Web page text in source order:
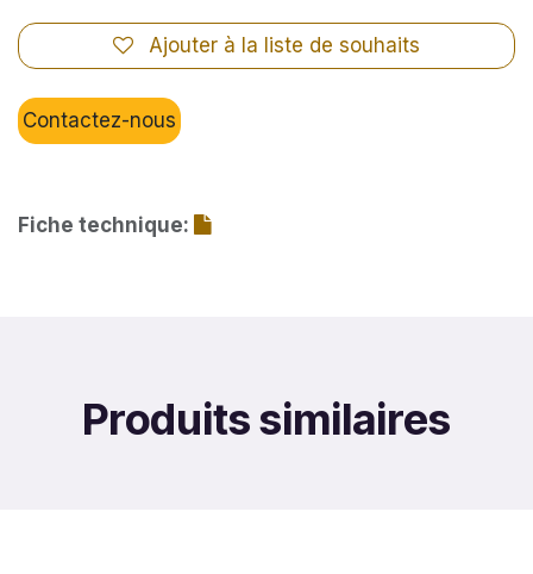
Ajouter à la liste de souhaits
Contactez-nous
Fiche technique:
Produits similaires